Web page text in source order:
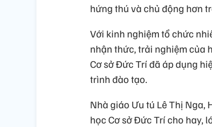
hứng thú và chủ động hơn
Với kinh nghiệm tổ chức
nhận thức, trải nghiệm của
Cơ sở Đức Trí đã áp dụng
trình đào tạo.
Nhà giáo Ưu tú Lê Thị Nga,
học Cơ sở Đức Trí cho hay,